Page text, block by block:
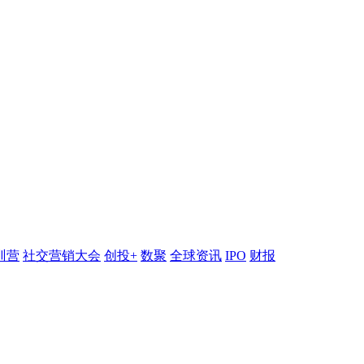
营 社交营销大会 创投+ 数聚 全球资讯 IPO 财报